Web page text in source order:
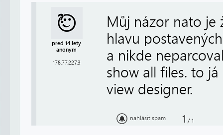
před 14 lety
anonym
178.77.227.3
Můj názor nato je
hlavu
a nikde
show all files. to
view designer.
nahlásit spam 1 / 1